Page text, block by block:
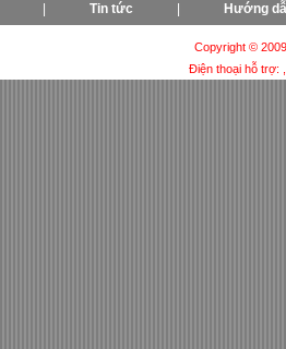
Tin tức Hướng
Copyright ©
Điện thoại hỗ trợ: